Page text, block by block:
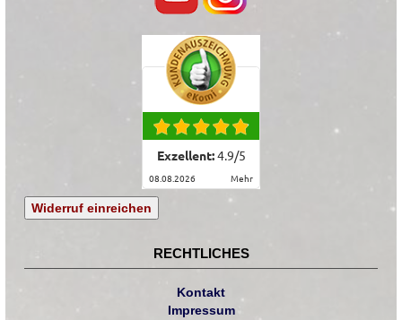
Exzellent:4.9/5
08.08.2026 mehr
Widerruf einreichen
RECHTLICHES
Kontakt
Impressum